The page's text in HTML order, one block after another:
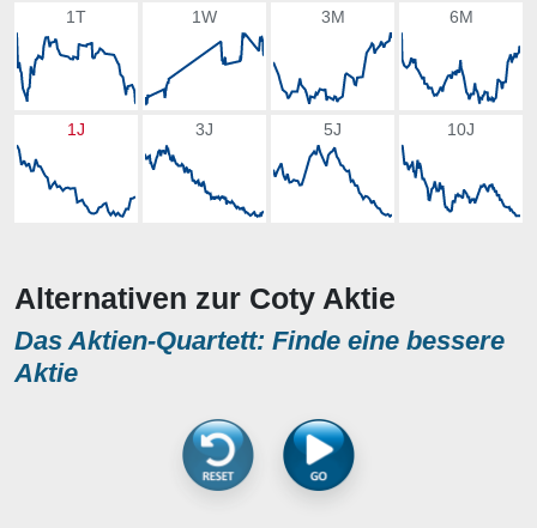
1T 1W 3M 6M
1J 3J 5J 10J
Alternativen zur Coty Aktie
Das Aktien-Quartett: Finde eine bessere
Aktie